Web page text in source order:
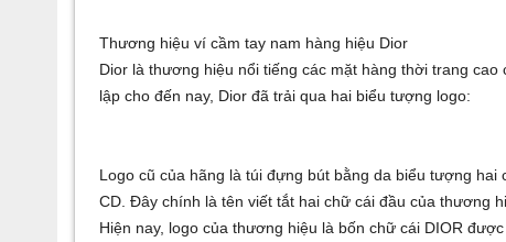
Thương hiệu ví cầm tay nam hàng hiệu Dior
Dior là thương hiệu nổi tiếng các mặt hàng thời trang
lập cho đến nay, Dior đã trải qua hai biểu tượng logo:
Logo cũ của hãng làtúi đựng bút bằng da biểu tượng hai
CD. Đây chính là tên viết tắt hai chữ cái đầu của thương
Hiện nay, logo của thương hiệu là bốn chữ cái DIOR